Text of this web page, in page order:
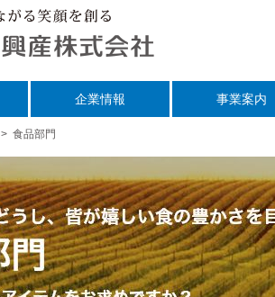
企業情報 事業案内
> 食品部門